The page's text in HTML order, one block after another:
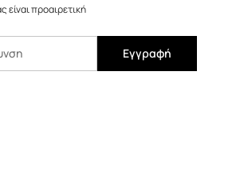
προαιρετική
Εγγραφή